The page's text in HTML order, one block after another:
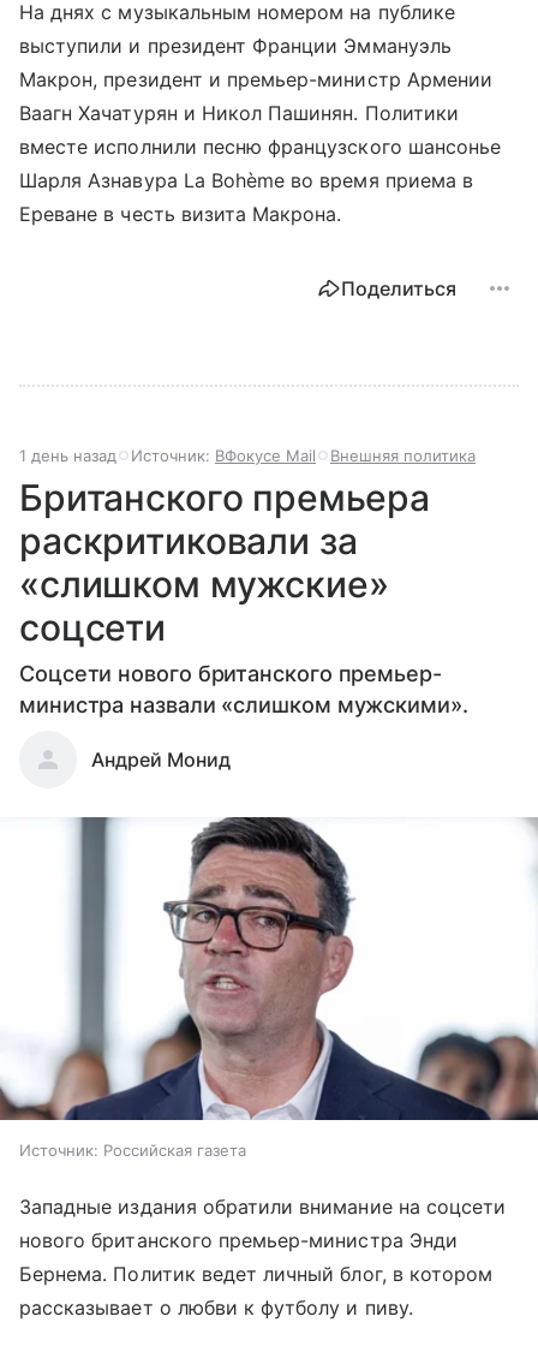
На днях с музыкальным номером на публике
выступили и президент Франции Эммануэль
Макрон, президент и премьер-министр Армении
Ваагн Хачатурян и Никол Пашинян. Политики
вместе исполнили песню французского шансонье
Шарля Азнавура La Bohème во время приема в
Ереване в честь визита Макрона.
Поделиться
1 день назад Источник: ВФокусе Mail Внешняя политика
Британского премьера
раскритиковали за
«слишком мужские»
соцсети
Соцсети нового британского премьер-
министра назвали «слишком мужскими».
Андрей Монид
Источник: Российская газета
Западные издания обратили внимание на соцсети
нового британского премьер-министра Энди
Бернема. Политик ведет личный блог, в котором
рассказывает о любви к футболу и пиву.